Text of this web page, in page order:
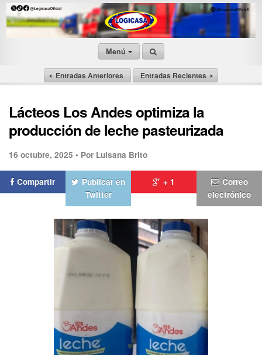
Menú
Entradas Anteriores Entradas Recientes
Lácteos Los Andes optimiza la
producción de leche pasteurizada
16 octubre, 2025 • Por Luisana Brito
Compartir
Publicar en
Twitter
+ 1
Correo
electrónico